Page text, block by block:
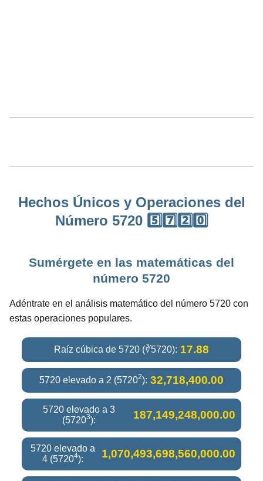
Hechos Únicos y Operaciones del
Número 5720 5️⃣7️⃣2️⃣0️⃣
Sumérgete en las matemáticas del
número 5720
Adéntrate en el análisis matemático del número 5720 con
estas operaciones populares.
Raíz cúbica de 5720 (∛5720): 17.88
5720 elevado a 2 (57202): 32,718,400.00
5720 elevado a 3
(57203): 187,149,248,000.00
5720 elevado a
4 (57204): 1,070,493,698,560,000.00